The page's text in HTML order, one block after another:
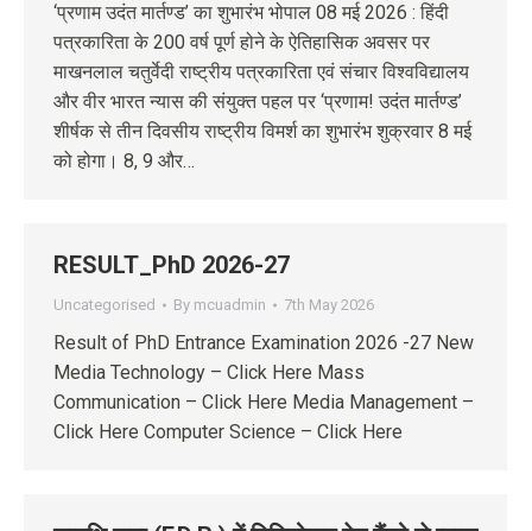
‘प्रणाम उदंत मार्तण्ड’ का शुभारंभ भोपाल 08 मई 2026 : हिंदी
पत्रकारिता के 200 वर्ष पूर्ण होने के ऐतिहासिक अवसर पर
माखनलाल चतुर्वेदी राष्ट्रीय पत्रकारिता एवं संचार विश्वविद्यालय
और वीर भारत न्यास की संयुक्त पहल पर ‘प्रणाम! उदंत मार्तण्ड’
शीर्षक से तीन दिवसीय राष्ट्रीय विमर्श का शुभारंभ शुक्रवार 8 मई
को होगा। 8, 9 और…
RESULT_PhD 2026-27
Uncategorised By mcuadmin 7th May 2026
Result of PhD Entrance Examination 2026 -27 New
Media Technology – Click Here Mass
Communication – Click Here Media Management –
Click Here Computer Science – Click Here